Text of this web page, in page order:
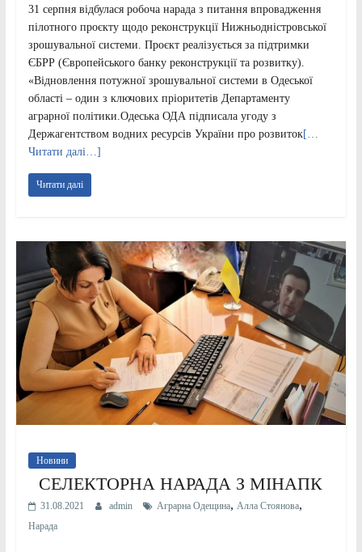
31 серпня відбулася робоча нарада з питання впровадження
пілотного проєкту щодо реконструкції Нижньодністровської
зрошувальної системи. Проєкт реалізується за підтримки
ЄБРР (Європейського банку реконструкції та розвитку).
«Відновлення потужної зрошувальної системи в Одеської
області – один з ключових пріоритетів Департаменту
аграрної політики.Одеська ОДА підписала угоду з
Держагентством водних ресурсів України про розвиток[…
Читати далі…]
Читати далі
Новини
СЕЛЕКТОРНА НАРАДА З МІНАПК
31.08.2021 admin Аграрна Одещина, Алла Стоянова,
Нарада